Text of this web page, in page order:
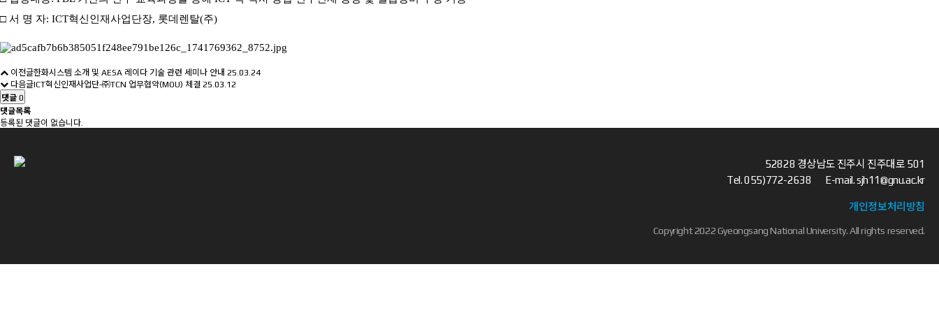
□ 서 명 자: ICT혁신인재사업단장, 롯데렌탈(주)
이전글한화시스템 소개 및 AESA 레이다 기술 관련 세미나 안내 25.03.24
다음글ICT혁신인재사업단-㈜TCN 업무협약(MOU) 체결 25.03.12
댓글 0
댓글목록
등록된 댓글이 없습니다.
52828 경상남도 진주시 진주대로 501
Tel.055)772-2638 E-mail.sjh11@gnu.ac.kr
개인정보처리방침
Copyright 2022 Gyeongsang National University. All rights reserved.